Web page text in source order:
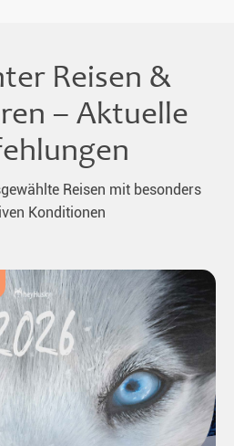
Reisen &
– Aktuelle
Reisen mit besonders
Konditionen